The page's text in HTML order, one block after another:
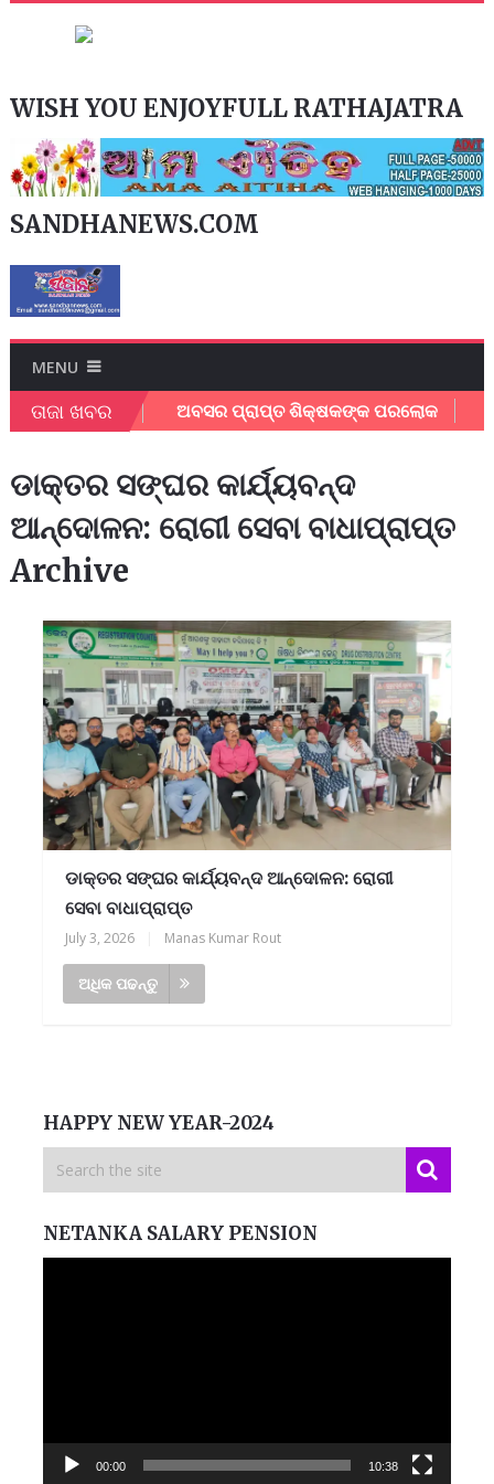
WISH YOU ENJOYFULL RATHAJATRA
SANDHANEWS.COM
MENU
ତାଜା ଖବର
ଅନୁଷ୍ଠିତ ଅବସର ପ୍ରାପ୍ତ ଶିକ୍ଷକଙ୍କ ପରଲୋକ
ଡାକ୍ତର ସଙ୍ଘର କାର୍ଯ୍ୟବନ୍ଦ
ଆନ୍ଦୋଳନ: ରୋଗୀ ସେବା ବାଧାପ୍ରାପ୍ତ
Archive
ଡାକ୍ତର ସଙ୍ଘର କାର୍ଯ୍ୟବନ୍ଦ ଆନ୍ଦୋଳନ: ରୋଗୀ
ସେବା ବାଧାପ୍ରାପ୍ତ
July 3, 2026 Manas Kumar Rout
ଅଧିକ ପଢନ୍ତୁ
HAPPY NEW YEAR-2024
NETANKA SALARY PENSION
00:00 10:38